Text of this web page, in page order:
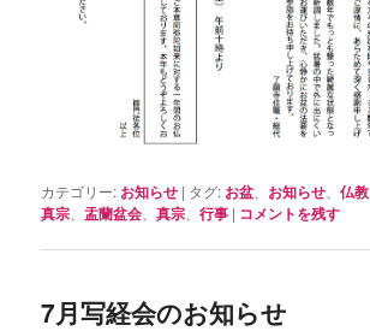
カテゴリー: お知らせ | タグ: お盆 お知らせ 、仏教
真宗 、盂蘭盆会 、真宗 、行事 | コメントを残す
7月写経会のお知らせ